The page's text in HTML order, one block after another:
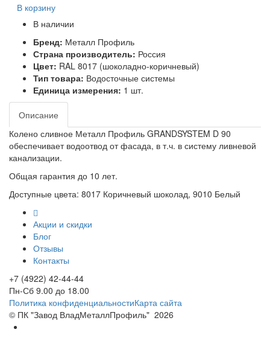
В корзину
В наличии
Бренд: Металл Профиль
Страна производитель: Россия
Цвет: RAL 8017 (шоколадно-коричневый)
Тип товара: Водосточные системы
Единица измерения: 1 шт.
Описание
Колено сливное Металл Профиль GRANDSYSTEM D 90
обеспечивает водоотвод от фасада, в т.ч. в систему ливневой
канализации.
Общая гарантия до 10 лет.
Доступные цвета: 8017 Коричневый шоколад, 9010 Белый
Акции и скидки
Блог
Отзывы
Контакты
+7 (4922) 42-44-44
Пн-Сб 9.00 до 18.00
Политика конфиденциальностиКарта сайта
© ПК "Завод ВладМеталлПрофиль" 2026